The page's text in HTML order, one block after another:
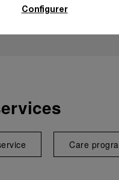
Care
Configurer